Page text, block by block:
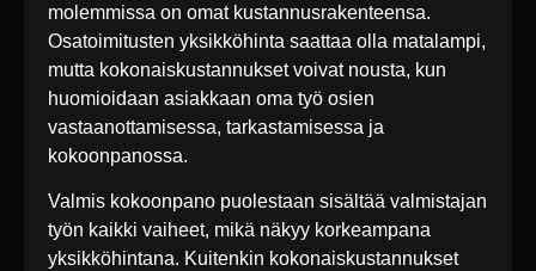
molemmissa on omat kustannusrakenteensa.
Osatoimitusten yksikköhinta saattaa olla matalampi,
mutta kokonaiskustannukset voivat nousta, kun
huomioidaan asiakkaan oma työ osien
vastaanottamisessa, tarkastamisessa ja
kokoonpanossa.
Valmis kokoonpano puolestaan sisältää valmistajan
työn kaikki vaiheet, mikä näkyy korkeampana
yksikköhintana. Kuitenkin kokonaiskustannukset